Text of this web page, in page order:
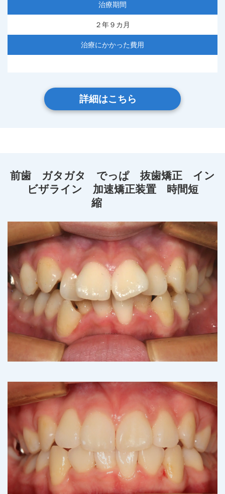
治療期間
２年９カ月
治療にかかった費用
詳細はこちら
前歯 ガタガタ でっぱ 抜歯矯正 イン
ビザライン 加速矯正装置 時間短
縮